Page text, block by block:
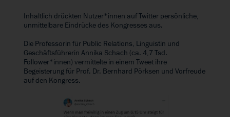
Inhaltlich drückten Nutzer*innen auf Twitter persönliche,
unmittelbare Eindrücke des Kongresses aus.
Die Professorin für Public Relations, Linguistin und
Geschäftsführerin Annika Schach (ca. 4,7 Tsd.
Follower*innen) vermittelte in einem Tweet ihre
Begeisterung für Prof. Dr. Bernhard Pörksen und Vorfreude
auf den Kongress.